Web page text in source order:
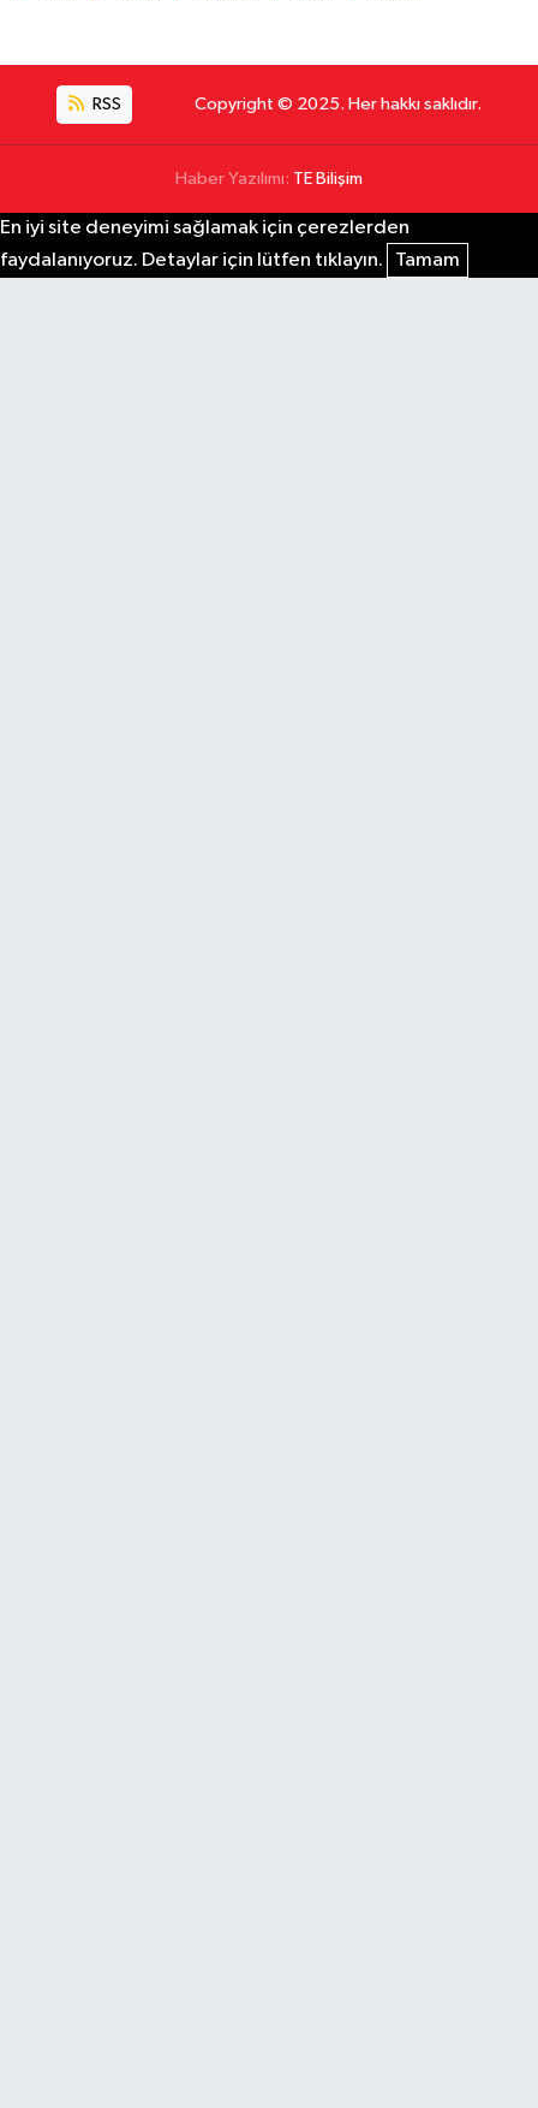
RSS Copyright © 2025. Her hakkı saklıdır.
Haber Yazılımı: TE Bilişim
En iyi site deneyimi sağlamak için çerezlerden
faydalanıyoruz. Detaylar için lütfen tıklayın.
Tamam